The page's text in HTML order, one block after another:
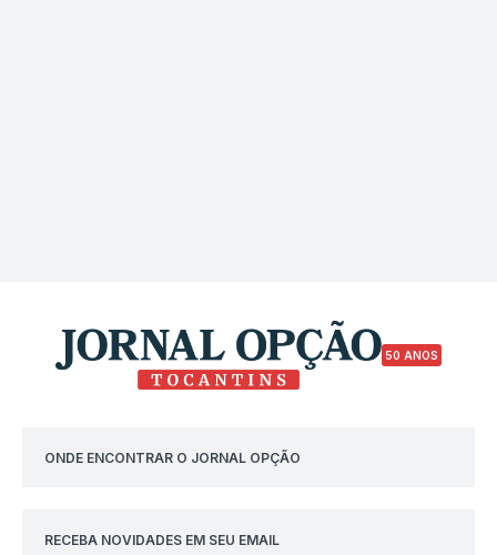
50 ANOS
ONDE ENCONTRAR O JORNAL OPÇÃO
RECEBA NOVIDADES EM SEU EMAIL